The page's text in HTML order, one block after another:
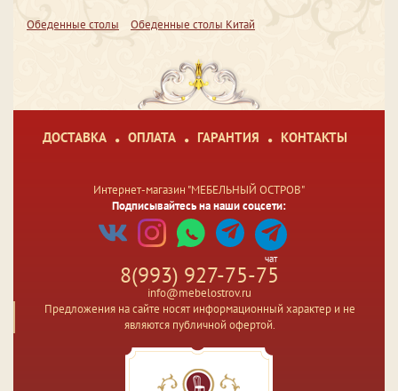
Обеденные столы Обеденные столы Китай
ДОСТАВКА ОПЛАТА ГАРАНТИЯ КОНТАКТЫ
Интернет-магазин "МЕБЕЛЬНЫЙ ОСТРОВ"
Подписывайтесь на наши соцсети:
чат
8(993) 927-75-75
info@mebelostrov.ru
Предложения на сайте носят информационный характер и не
являются публичной офертой.